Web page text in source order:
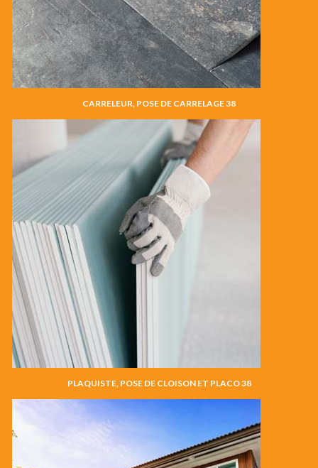
CARRELEUR, POSE DE CARRELAGE 38
PLAQUISTE, POSE DE CLOISON ET PLACO 38